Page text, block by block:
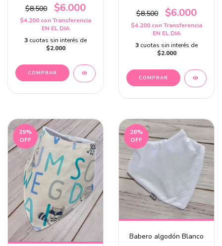
$8.500 $6.000
$4.200 conTransferencia
EN EL DIA
3 cuotas sin interés de
$2.000
$8.500 $6.000
$4.200 conTransferencia
EN EL DIA
3 cuotas sin interés de
$2.000
29%
OFF
28%
OFF
Babero algodón Blanco